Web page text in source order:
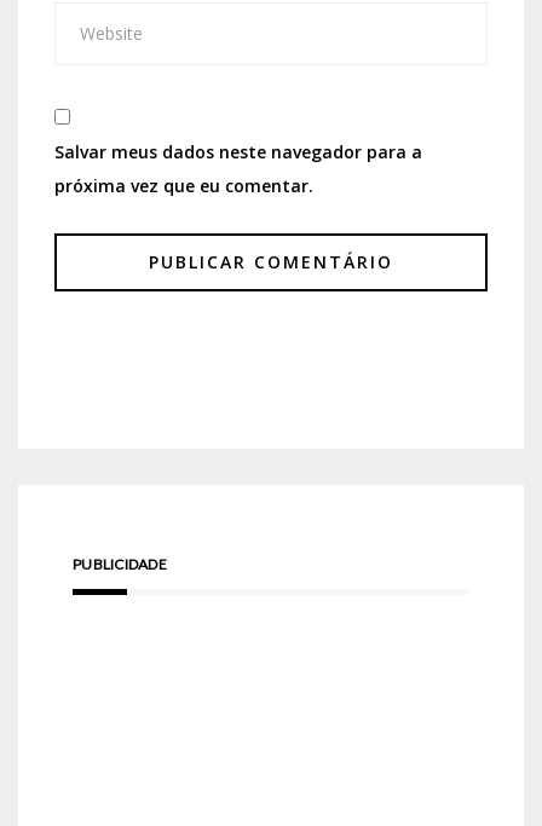
Salvar meus dados neste navegador para a
próxima vez que eu comentar.
PUBLICIDADE